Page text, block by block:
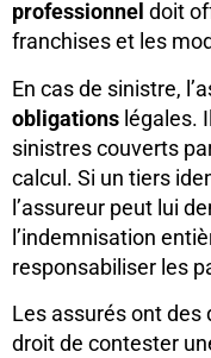
professionnel doit
franchises et les
En cas de sinistre,
obligations légales.
sinistres couverts
calcul. Si un tiers
l’assureur peut lui
l’indemnisation
responsabiliser les
Les assurés ont
droit de contester